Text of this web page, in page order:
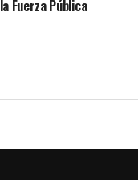
la Fuerza Pública